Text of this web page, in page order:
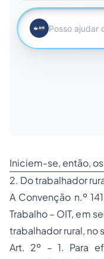
Iniciem-se, então,
2. Do trabalhador
A Convenção n.º
Trabalho – OIT, em
trabalhador rural, no
Art. 2º – 1. Para